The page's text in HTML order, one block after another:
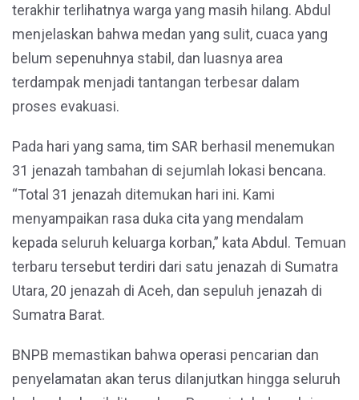
terakhir terlihatnya warga yang masih hilang. Abdul
menjelaskan bahwa medan yang sulit, cuaca yang
belum sepenuhnya stabil, dan luasnya area
terdampak menjadi tantangan terbesar dalam
proses evakuasi.
Pada hari yang sama, tim SAR berhasil menemukan
31 jenazah tambahan di sejumlah lokasi bencana.
“Total 31 jenazah ditemukan hari ini. Kami
menyampaikan rasa duka cita yang mendalam
kepada seluruh keluarga korban,” kata Abdul. Temuan
terbaru tersebut terdiri dari satu jenazah di Sumatra
Utara, 20 jenazah di Aceh, dan sepuluh jenazah di
Sumatra Barat.
BNPB memastikan bahwa operasi pencarian dan
penyelamatan akan terus dilanjutkan hingga seluruh